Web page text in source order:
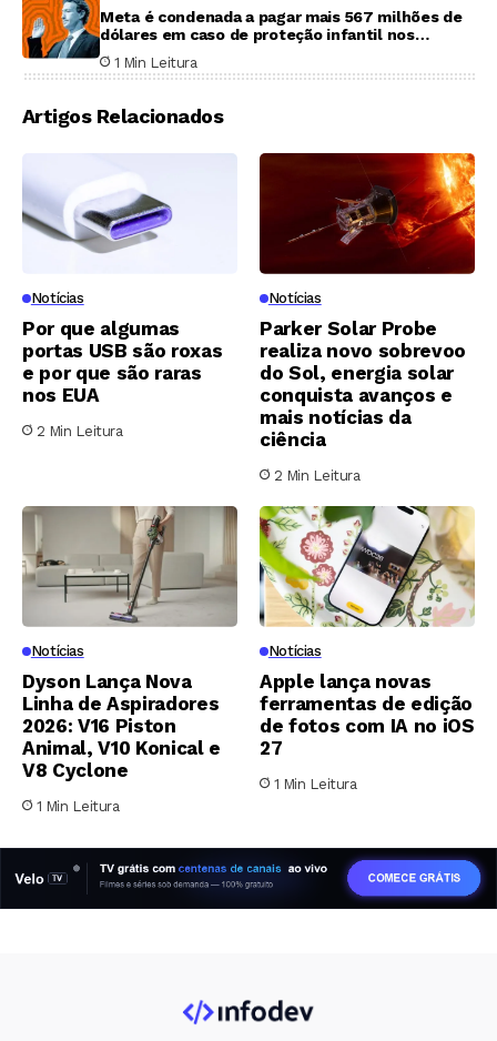
Meta é condenada a pagar mais 567 milhões de
dólares em caso de proteção infantil nos
Estados Unidos
1 Min Leitura
Artigos Relacionados
Notícias
Por que algumas
portas USB são roxas
e por que são raras
nos EUA
2 Min Leitura
Notícias
Parker Solar Probe
realiza novo sobrevoo
do Sol, energia solar
conquista avanços e
mais notícias da
ciência
2 Min Leitura
Notícias
Dyson Lança Nova
Linha de Aspiradores
2026: V16 Piston
Animal, V10 Konical e
V8 Cyclone
1 Min Leitura
Notícias
Apple lança novas
ferramentas de edição
de fotos com IA no iOS
27
1 Min Leitura